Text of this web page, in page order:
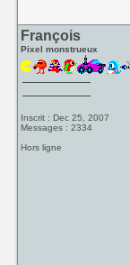
François
Pixel monstrueux
Inscrit : Dec 25, 2007
Messages : 2334
Hors ligne